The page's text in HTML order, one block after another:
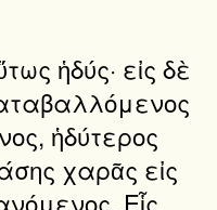
ἡδύς· εἰς δὲ
ἡδύτερος
χαρᾶς εἰς
Εἷς